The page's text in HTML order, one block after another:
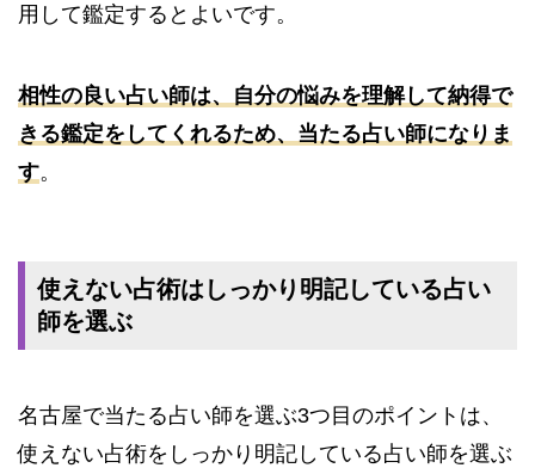
用して鑑定するとよいです。
相性の良い占い師は、自分の悩みを理解して納得で
きる鑑定をしてくれるため、当たる占い師になりま
す。
使えない占術はしっかり明記している占い
師を選ぶ
名古屋で当たる占い師を選ぶ3つ目のポイントは、
使えない占術をしっかり明記している占い師を選ぶ